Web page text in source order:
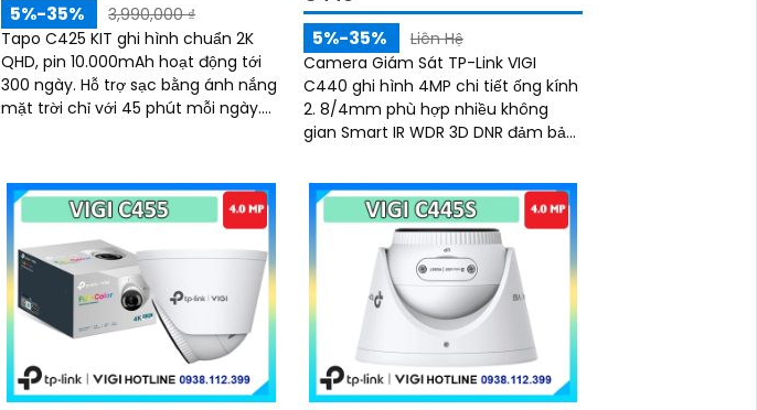
5%-35%
3,990,000 ₫
Tapo C425 KIT ghi hình chuẩn 2K
QHD, pin 10.000mAh hoạt động tới
300 ngày. Hỗ trợ sạc bằng ánh nắng
mặt trời chỉ với 45 phút mỗi ngày.
5%-35%
Liên Hệ
Camera Giám Sát TP-Link VIGI
C440 ghi hình 4MP chi tiết ống kính
2. 8/4mm phù hợp nhiều không
gian Smart IR WDR 3D DNR đảm bảo
phương tiện phát hiện xâm nhập
chính xác Chuẩn nén H